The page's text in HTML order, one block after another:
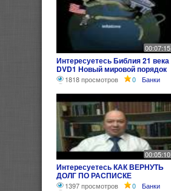
00:07:15
Интересуетесь Библия 21 века
DVD1 Новый мировой порядок
32 Деньги как долг 5 из 5
1818 просмотров 0 Банки
00:05:10
Интересуетесь КАК ВЕРНУТЬ
ДОЛГ ПО РАСПИСКЕ
1397 просмотров 0 Банки